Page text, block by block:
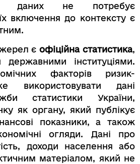
даних не потребує
включення до контексту є
єофіційна статистика,
державними інституціями.
факторів ризик-
використовувати дані
статистики України,
як органу, який публікує
показники, а також
огляди. Дані про
доходи населення або
матеріалом, який не